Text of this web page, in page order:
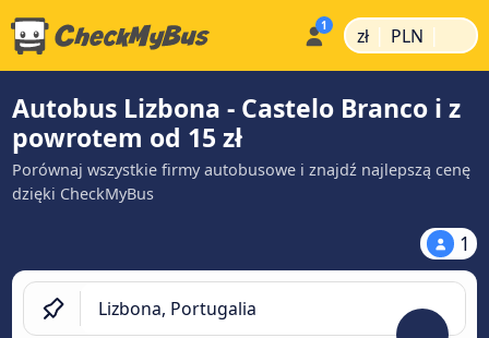
zł | PLN |
Autobus Lizbona - Castelo Branco i z
powrotem od 15 zł
Porównaj wszystkie firmy autobusowe i znajdź najlepszą cenę
dzięki CheckMyBus
1